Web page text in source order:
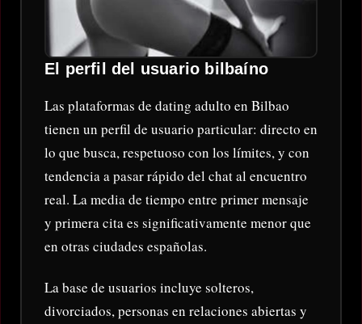
El perfil del usuario bilbaíno
Las plataformas de dating adulto en Bilbao
tienen un perfil de usuario particular: directo en
lo que busca, respetuoso con los límites, y con
tendencia a pasar rápido del chat al encuentro
real. La media de tiempo entre primer mensaje
y primera cita es significativamente menor que
en otras ciudades españolas.
La base de usuarios incluye solteros,
divorciados, personas en relaciones abiertas y